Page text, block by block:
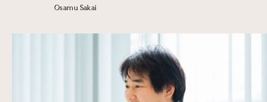
Osamu Sakai